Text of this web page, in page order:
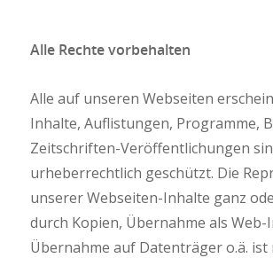
Alle Rechte vorbehalten
Alle auf unseren Webseiten
Inhalte, Auflistungen, Programme,
Zeitschriften-Veröffentlichungen
urheberrechtlich geschützt. Die
unserer Webseiten-Inhalte ganz
durch Kopien, Übernahme als Web-
Übernahme auf Datenträger o.ä.